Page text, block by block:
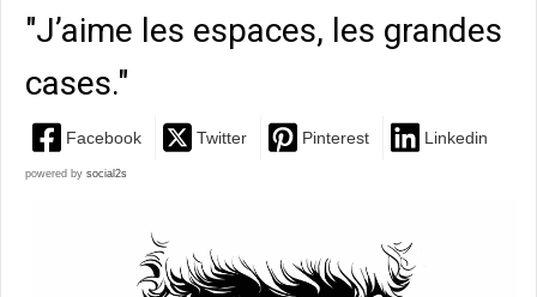
"J’aime les espaces, les grandes
cases."
Facebook Twitter Pinterest Linkedin
powered by social2s